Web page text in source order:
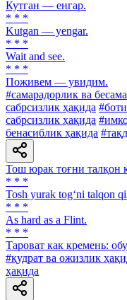
Кутган — енгар.
* * *
Kutgan — yengar.
* * *
Wait and see.
* * *
Поживем — увидим.
#самарадорлик ва
сабрсизлик ҳақида
сабрсизлик ҳақида
бенасиблик ҳақида
Тош юрак тоғни талқон
* * *
Tosh yurak tog‘ni talqon
* * *
As hard as a Flint.
* * *
Тароват как кремень:
#қудрат ва ожизлик
ҳақида